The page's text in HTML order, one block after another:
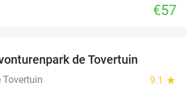
€57
de Tovertuin
Tovertuin 9.1 star